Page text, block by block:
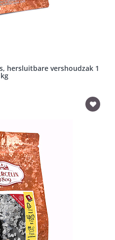
hersluitbare vershoudzak 1
kg